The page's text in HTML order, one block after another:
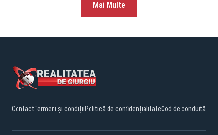
Mai Multe
ContactTermeni și condițiiPolitică de confidențialitateCod de conduită